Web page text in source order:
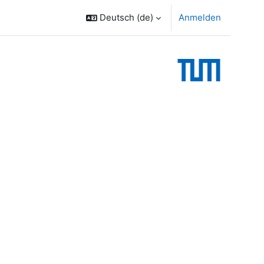
Deutsch ‎(de)‎ Anmelden